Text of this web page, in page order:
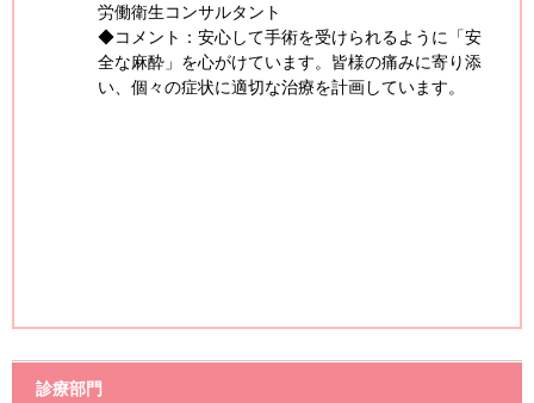
労働衛生コンサルタント
◆コメント：安心して手術を受けられるように「安
全な麻酔」を心がけています。皆様の痛みに寄り添
い、個々の症状に適切な治療を計画しています。
診療部門